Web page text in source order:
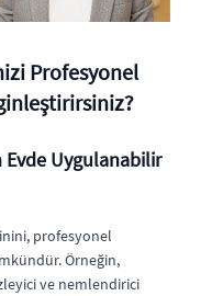
Profesyonel
Evde Uygulanabilir
profesyonel
Örneğin,
ve nemlendirici